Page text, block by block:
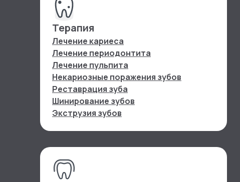
Терапия
Лечение кариеса
Лечение периодонтита
Лечение пульпита
Некариозные поражения зубов
Реставрация зуба
Шинирование зубов
Экструзия зубов